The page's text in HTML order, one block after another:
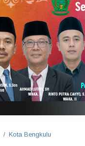
/ Kota Bengkulu